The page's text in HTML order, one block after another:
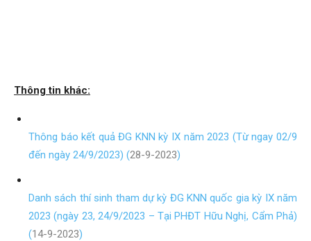
Thông tin khác:
Thông báo kết quả ĐG KNN kỳ IX năm 2023 (Từ ngay 02/9
đến ngày 24/9/2023) (28-9-2023)
Danh sách thí sinh tham dự kỳ ĐG KNN quốc gia kỳ IX năm
2023 (ngày 23, 24/9/2023 – Tại PHĐT Hữu Nghị, Cẩm Phả)
(14-9-2023)